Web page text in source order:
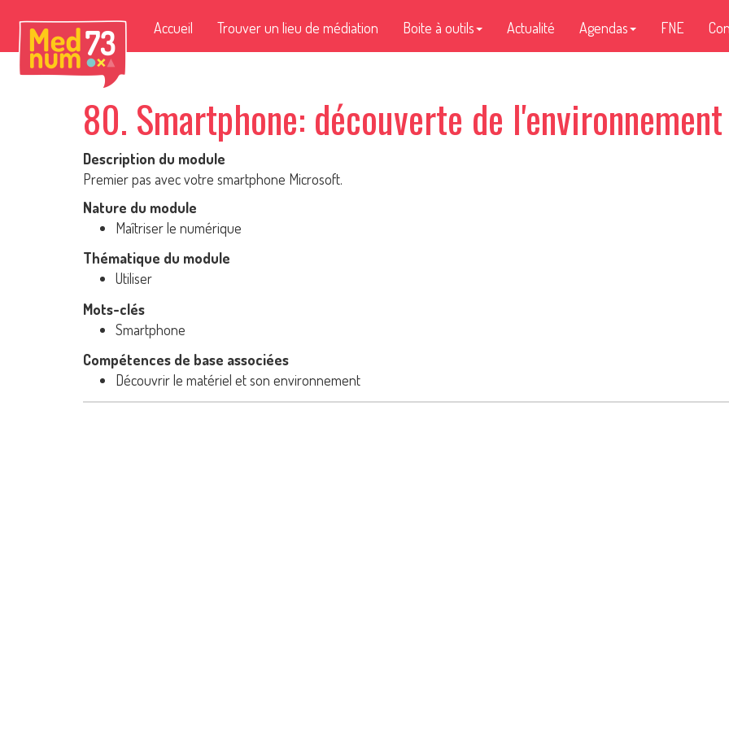
Accueil Trouver un lieu de médiation Boite à outils Actualité Agendas FNE
80. Smartphone: découverte de
Description du module
Premier pas avec votre smartphone Microsoft.
Nature du module
Maîtriser le numérique
Thématique du module
Utiliser
Mots-clés
Smartphone
Compétences de base associées
Découvrir le matériel et son environnement